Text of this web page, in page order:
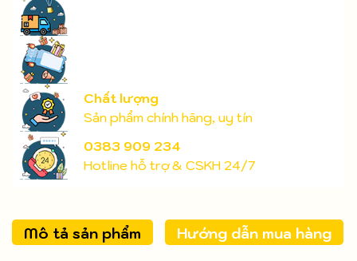
Chất lượng
Sản phẩm chính hãng, uy tín
0383 909 234
Hotline hỗ trợ & CSKH 24/7
Mô tả sản phẩm Hướng dẫn mua hàng